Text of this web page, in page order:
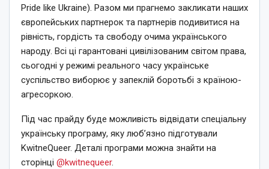
Pride like Ukraine). Разом ми прагнемо закликати наших
європейських партнерок та партнерів подивитися на
рівність, гордість та свободу очима українського
народу. Всі ці гарантовані цивілізованим світом права,
сьогодні у режимі реального часу українське
суспільство виборює у запеклій боротьбі з країною-
агресоркою.
Під час прайду буде можливість відвідати спеціальну
українську програму, яку люб’язно підготували
KwitneQueer. Деталі програми можна знайти на
сторінці @kwitnequeer.